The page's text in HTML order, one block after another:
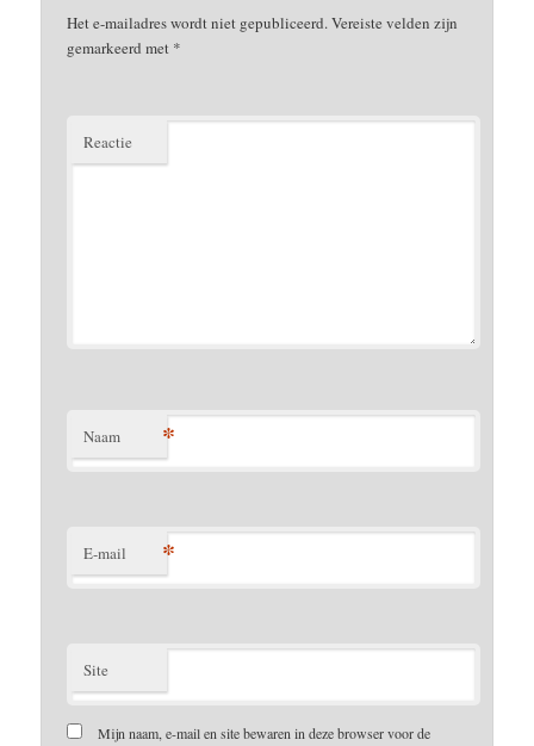
Het e-mailadres wordt niet gepubliceerd.Vereiste velden zijn
gemarkeerd met *
Reactie
Naam *
E-mail *
Site
Mijn naam, e-mail en site bewaren in deze browser voor de